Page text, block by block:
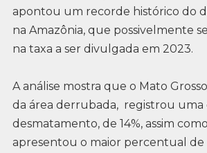
apontou um recorde histórico do
na Amazônia, que possivelmente
na taxa a ser divulgada em 2023.
A análise mostra que o Mato
da área derrubada, registrou uma
desmatamento, de 14%, assim
apresentou o maior percentual